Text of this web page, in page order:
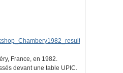
France, en 1982.
devant une table UPIC.